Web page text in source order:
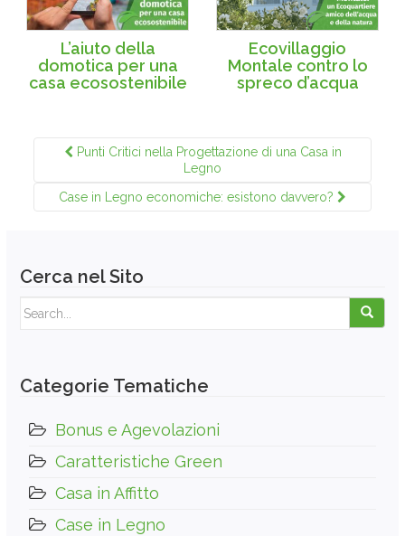
L’aiuto della
domotica per una
casa ecosostenibile
Ecovillaggio
Montale contro lo
spreco d’acqua
Punti Critici nella Progettazione di una Casa in
Legno
Case in Legno economiche: esistono davvero?
Cerca nel Sito
Search for:
Categorie Tematiche
Bonus e Agevolazioni
Caratteristiche Green
Casa in Affitto
Case in Legno